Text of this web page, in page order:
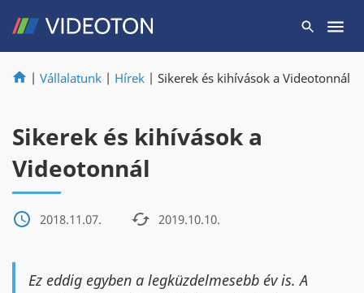
| Vállalatunk | Hírek | Sikerek és kihívások a Videotonnál
Sikerek és kihívások a
Videotonnál
2018.11.07. 2019.10.10.
Ez eddig egyben a legküzdelmesebb év is. A